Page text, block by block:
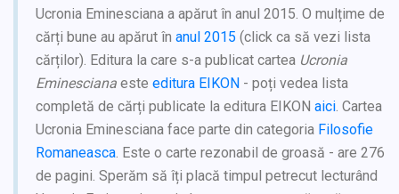
Ucronia Eminesciana a apărut în anul 2015. O mulțime de
cărți bune au apărut în anul 2015 (click ca să vezi lista
cărților). Editura la care s-a publicat cartea Ucronia
Eminesciana este editura EIKON - poți vedea lista
completă de cărți publicate la editura EIKON aici. Cartea
Ucronia Eminesciana face parte din categoria Filosofie
Romaneasca. Este o carte rezonabil de groasă - are 276
de pagini. Sperăm să îți placă timpul petrecut lecturând